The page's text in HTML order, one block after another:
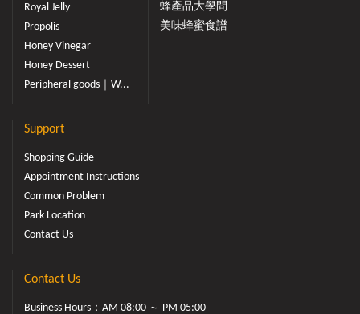
Royal Jelly
Propolis
Honey Vinegar
Honey Dessert
Peripheral goods｜W...
蜂產品大學問
美味蜂蜜食譜
Support
Shopping Guide
Appointment Instructions
Common Problem
Park Location
Contact Us
Contact Us
Business Hours：AM 08:00 ～ PM 05:00